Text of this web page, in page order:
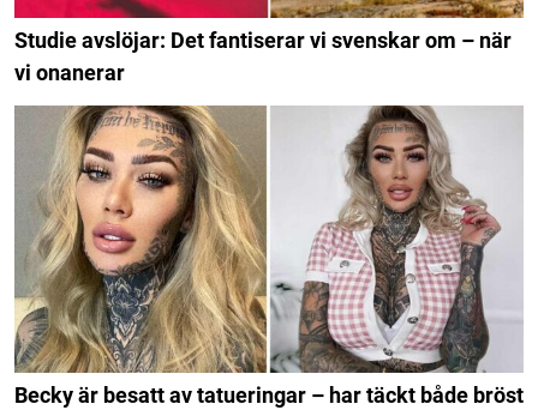
Studie avslöjar: Det fantiserar vi svenskar om – när
vi onanerar
Becky är besatt av tatueringar – har täckt både bröst